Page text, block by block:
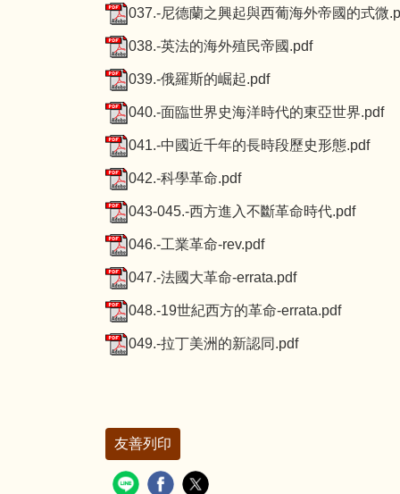
037.-尼德蘭之興起與西葡海外帝國的式微
038.-英法的海外殖民帝國.pdf
039.-俄羅斯的崛起.pdf
040.-面臨世界史海洋時代的東亞世界.pdf
041.-中國近千年的長時段歷史形態.pdf
042.-科學革命.pdf
043-045.-西方進入不斷革命時代.pdf
046.-工業革命-rev.pdf
047.-法國大革命-errata.pdf
048.-19世紀西方的革命-errata.pdf
049.-拉丁美洲的新認同.pdf
友善列印